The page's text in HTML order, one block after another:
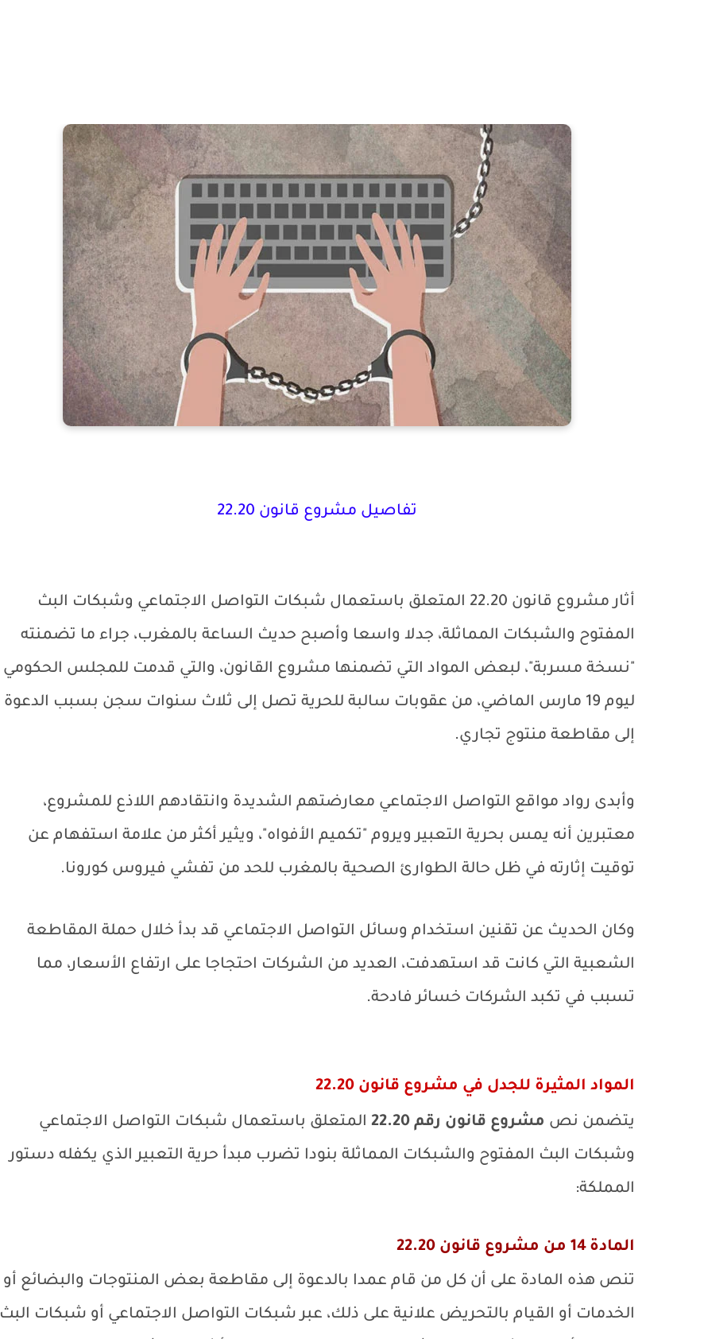
تفاصيل مشروع قانون 22.20
أثار مشروع قانون 22.20 المتعلق باستعمال شبكات التواصل الاجتماعي وشبكات البث
المفتوح والشبكات المماثلة، جدلا واسعا وأصبح حديث الساعة بالمغرب، جراء ما تضمنته
"نسخة مسربة"، لبعض المواد التي تضمنها مشروع القانون، والتي قدمت للمجلس الحكومي
ليوم 19 مارس الماضي، من عقوبات سالبة للحرية تصل إلى ثلاث سنوات سجن بسبب الدعوة
إلى مقاطعة منتوج تجاري.
وأبدى رواد مواقع التواصل الاجتماعي معارضتهم الشديدة وانتقادهم اللاذع للمشروع،
معتبرين أنه يمس بحرية التعبير ويروم "تكميم الأفواه"، ويثير أكثر من علامة استفهام عن
توقيت إثارته في ظل حالة الطوارئ الصحية بالمغرب للحد من تفشي فيروس كورونا.
وكان الحديث عن تقنين استخدام وسائل التواصل الاجتماعي قد بدأ خلال حملة المقاطعة
الشعبية التي كانت قد استهدفت، العديد من الشركات احتجاجا على ارتفاع الأسعار، مما
تسبب في تكبد الشركات خسائر فادحة.
المواد المثيرة للجدل في مشروع قانون 22.20
يتضمن نص مشروع قانون رقم 22.20
المتعلق باستعمال شبكات التواصل الاجتماعي
وشبكات البث المفتوح والشبكات المماثلة بنودا تضرب مبدأ حرية التعبير الذي يكفله دستور
المملكة:
المادة 14 من مشروع قانون 22.20
تنص هذه المادة على أن كل من قام عمدا بالدعوة إلى مقاطعة بعض المنتوجات والبضائع أو
الخدمات أو القيام بالتحريض علانية على ذلك، عبر شبكات التواصل الاجتماعي أو شبكات البث